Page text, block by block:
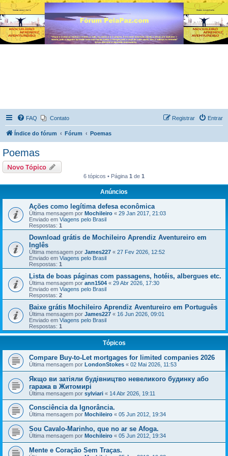
FAQ Contato Entrar
Registrar
Índice do fórum Fórum Poemas
Poemas
Novo Tópico
6 tópicos • Página 1 de 1
Anúncios
Ações como legítima defesa econômica
Última mensagem por Mochileiro « 29 Jan 2017, 21:03
Enviado em Viagens pelo Brasil
Respostas: 1
Download grátis de Mochileiro Aprendiz Aventureiro em
Inglês
Última mensagem por James227 « 27 Fev 2026, 12:52
Enviado em Viagens pelo Brasil
Respostas: 1
Lista de boas páginas com passagens, hotéis, albergues etc.
Última mensagem por ann1504 « 29 Abr 2026, 17:30
Enviado em Viagens pelo Brasil
Respostas: 2
Baixe grátis Mochileiro Aprendiz Aventureiro em Português
Última mensagem por James227 « 16 Jun 2026, 09:01
Enviado em Viagens pelo Brasil
Respostas: 1
Tópicos
Compare Buy-to-Let mortgages for limited companies 2026
Última mensagem por LondonStokes « 02 Mai 2026, 11:53
Якщо ви затіяли будівництво невеликого будинку або
гаража в Житомирі
Última mensagem por sylviari « 14 Abr 2026, 19:11
Consciência da Ignorância.
Última mensagem por Mochileiro « 05 Jun 2012, 19:34
Sou Cavalo-Marinho, que no ar se Afoga.
Última mensagem por Mochileiro « 05 Jun 2012, 19:34
Mente e Coração Sem Traças.